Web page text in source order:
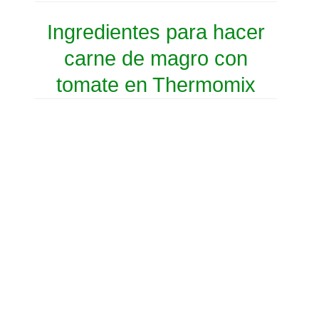
Ingredientes para hacer
carne de magro con
tomate en Thermomix